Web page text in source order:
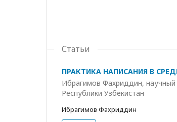
Статьи
ПРАКТИКА НАПИСАНИЯ В
Ибрагимов Фахриддин, научный
Республики Узбекистан
Ибрагимов Фахриддин